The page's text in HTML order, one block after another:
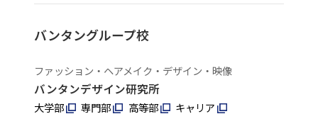
バンタングループ校
ファッション・ヘアメイク・デザイン・映像
バンタンデザイン研究所
大学部 専門部 高等部
キャリア